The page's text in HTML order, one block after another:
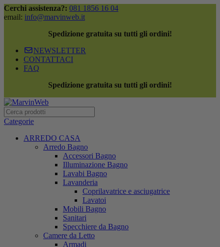
Cerchi assistenza?: 081 1856 16 04
email: info@marvinweb.it
Spedizione gratuita su tutti gli ordini!
NEWSLETTER
CONTATTACI
FAQ
Spedizione gratuita su tutti gli ordini!
Categorie
ARREDO CASA
Arredo Bagno
Accessori Bagno
Illuminazione Bagno
Lavabi Bagno
Lavanderia
Coprilavatrice e asciugatrice
Lavatoi
Mobili Bagno
Sanitari
Specchiere da Bagno
Camere da Letto
Armadi